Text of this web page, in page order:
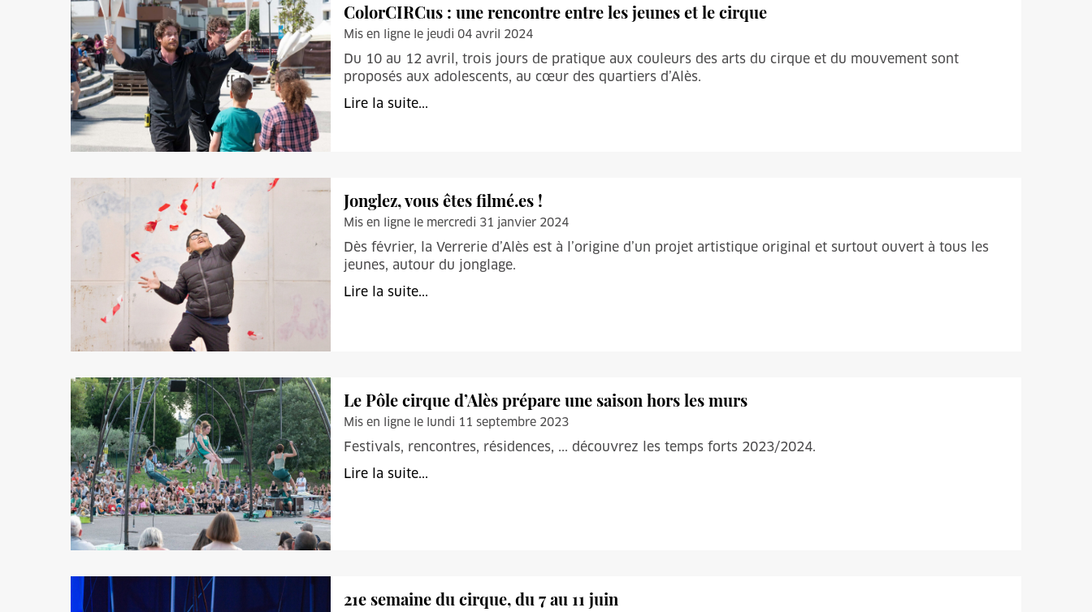
ColorCIRCus : une rencontre entre les jeunes et le cirque
Mis en ligne le jeudi 04 avril 2024
Du 10 au 12 avril, trois jours de pratique aux couleurs des arts du cirque et du mouvement sont
proposés aux adolescents, au cœur des quartiers d’Alès.
Lire la suite...
Jonglez, vous êtes filmé.es !
Mis en ligne le mercredi 31 janvier 2024
Dès février, la Verrerie d’Alès est à l’origine d’un projet artistique original et surtout ouvert à tous les
jeunes, autour du jonglage.
Lire la suite...
Le Pôle cirque d’Alès prépare une saison hors les murs
Mis en ligne le lundi 11 septembre 2023
Festivals, rencontres, résidences, ... découvrez les temps forts 2023/2024.
Lire la suite...
21e semaine du cirque, du 7 au 11 juin